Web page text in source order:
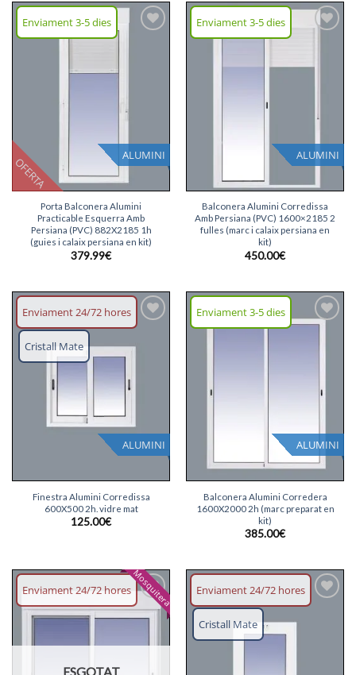
OFERTA
Enviament 3-5 dies
ALUMINI
Porta Balconera Alumini
Practicable Esquerra Amb
Persiana (PVC) 882X2185 1h
(guies i calaix persiana en kit)
379.99€
Enviament 3-5 dies
ALUMINI
Balconera Alumini Corredissa
Amb Persiana (PVC) 1600×2185 2
fulles (marc i calaix persiana en
kit)
450.00€
Enviament 24/72 hores
ALUMINI
Cristall Mate
Afegeix
Finestra Alumini Corredissa
600X500 2h. vidre mat
125.00€
Enviament 3-5 dies
ALUMINI
Balconera Alumini Corredera
1600X2000 2h (marc preparat en
kit)
385.00€
Enviament 24/72 horesMosquitera
Afegeix
llista
ESGOTAT
Enviament 24/72 hores
Cristall Mate
Afegeix